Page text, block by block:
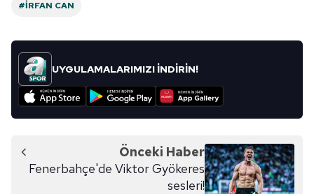
#İRFAN CAN
UYGULAMALARIMIZI İNDİRİN!
Önceki Haber
Fenerbahçe'de Viktor Gyökeres
sesleri!